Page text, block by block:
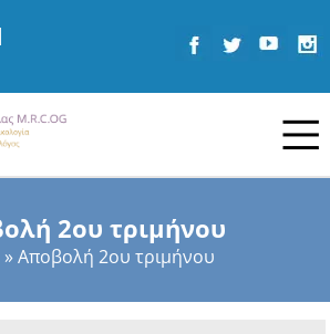
|
2ου τριμήνου
»Αποβολή 2ου τριμήνου